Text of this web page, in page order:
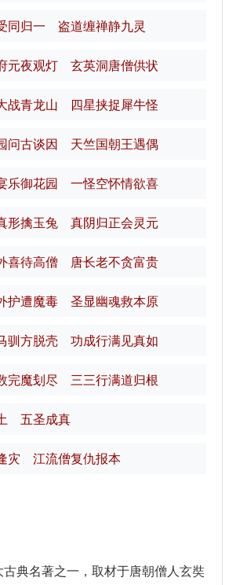
同归一 盗道缠禅静九灵
元夜观灯 玄英洞唐僧供状
战青龙山 四星挟捉犀牛怪
问古谈因 天竺国朝王遇偶
乐御花园 一怪空怀情欲喜
形擒玉兔 真阴归正会灵元
喜待高僧 唐长老不贪富贵
护遭魔毒 圣显幽魂救本原
驯方脱壳 功成行满见真如
完魔刬尽 三三行满道归根
五圣成真
灾 江流僧复仇报本
典名著之一，取材于唐朝僧人玄奘